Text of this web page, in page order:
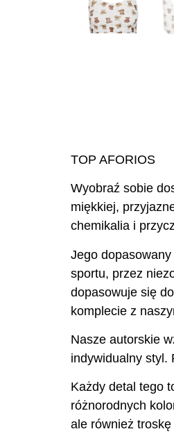
TOP AFORIOS
Wyobraź sobie
miękkiej,
chemikalia i
Jego
sportu, przez
dopasowuje się
komplecie z
Nasze autorskie
indywidualny styl.
Każdy detal tego
różnorodnych
ale również